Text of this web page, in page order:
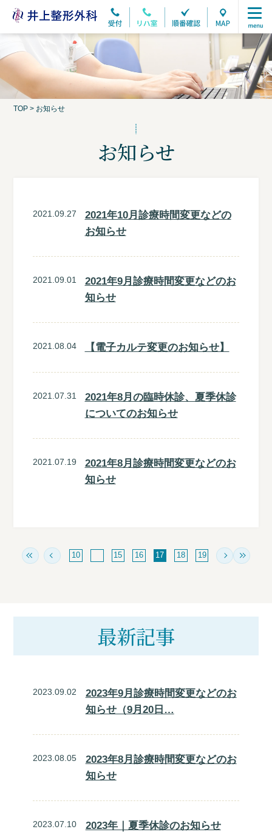
TOP> お知らせ
お知らせ
2021.09.27
2021年10月診療時間変更などの
お知らせ
2021.09.01
2021年9月診療時間変更などのお
知らせ
2021.08.04 【電子カルテ変更のお知らせ】
2021.07.31
2021年8月の臨時休診、夏季休診
についてのお知らせ
2021.07.19
2021年8月診療時間変更などのお
知らせ
10 15 16 17 18 19
最新記事
2023.09.02
2023年9月診療時間変更などのお
知らせ（9月20日…
2023.08.05
2023年8月診療時間変更などのお
知らせ
2023.07.10 2023年｜夏季休診のお知らせ